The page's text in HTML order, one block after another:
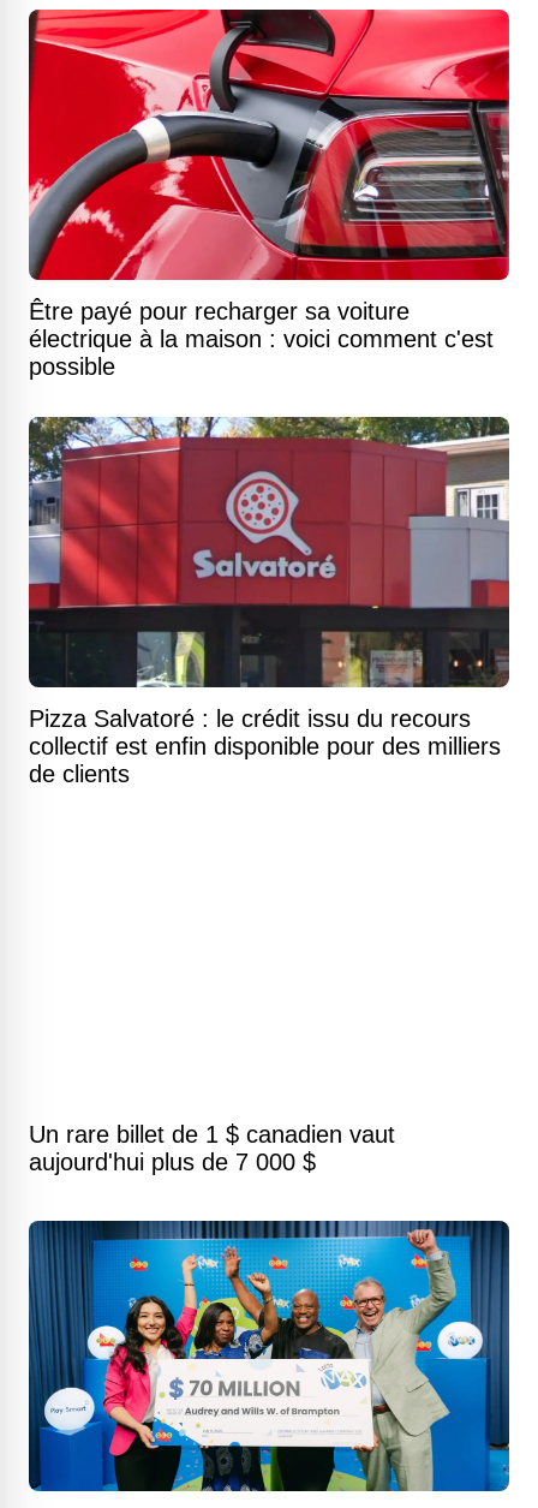
Être payé pour recharger sa voiture
électrique à la maison : voici comment c'est
possible
Pizza Salvatoré : le crédit issu du recours
collectif est enfin disponible pour des milliers
de clients
Un rare billet de 1 $ canadien vaut
aujourd'hui plus de 7 000 $